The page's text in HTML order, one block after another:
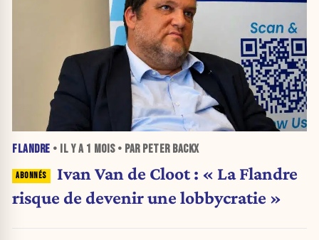
FLANDRE • IL Y A 1 MOIS• PAR PETER BACKX
Ivan Van de Cloot : « La Flandre
risque de devenir une lobbycratie »